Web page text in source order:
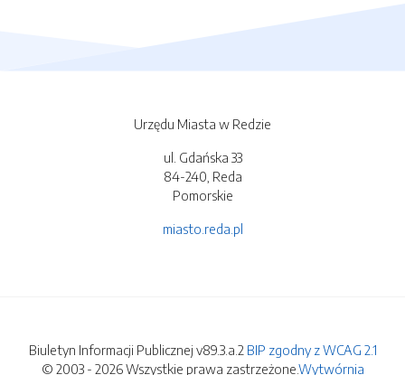
Urzędu Miasta w Redzie
ul. Gdańska 33
84-240, Reda
Pomorskie
miasto.reda.pl
Biuletyn Informacji Publicznej v89.3.a.2 BIP zgodny z WCAG 2.1
© 2003 - 2026 Wszystkie prawa zastrzeżone.Wytwórnia